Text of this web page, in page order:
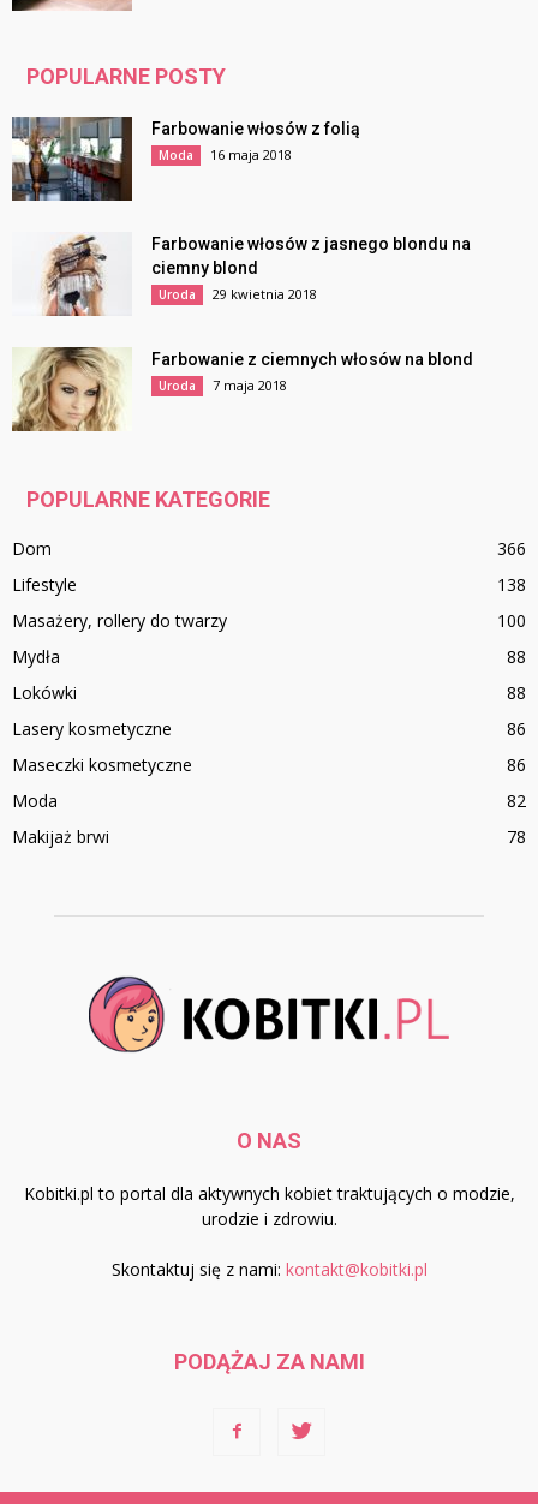
POPULARNE POSTY
Farbowanie włosów z folią
Moda 16 maja 2018
Farbowanie włosów z jasnego blondu na
ciemny blond
Uroda 29 kwietnia 2018
Farbowanie z ciemnych włosów na blond
Uroda 7 maja 2018
POPULARNE KATEGORIE
Dom
366
Lifestyle
138
Masażery, rollery do twarzy
100
Mydła
88
Lokówki
88
Lasery kosmetyczne
86
Maseczki kosmetyczne
86
Moda
82
Makijaż brwi
78
O NAS
Kobitki.pl to portal dla aktywnych kobiet traktujących o modzie,
urodzie i zdrowiu.
Skontaktuj się z nami: kontakt@kobitki.pl
PODĄŻAJ ZA NAMI